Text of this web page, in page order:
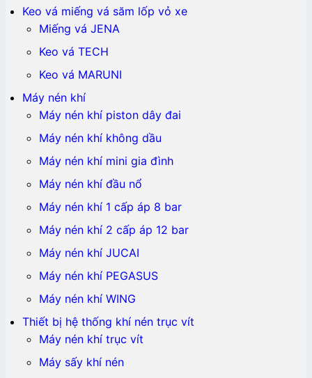
Keo vá miếng vá săm lốp vỏ xe
Miếng vá JENA
Keo vá TECH
Keo vá MARUNI
Máy nén khí
Máy nén khí piston dây đai
Máy nén khí không dầu
Máy nén khí mini gia đình
Máy nén khí đầu nổ
Máy nén khí 1 cấp áp 8 bar
Máy nén khí 2 cấp áp 12 bar
Máy nén khí JUCAI
Máy nén khí PEGASUS
Máy nén khí WING
Thiết bị hệ thống khí nén trục vít
Máy nén khí trục vít
Máy sấy khí nén